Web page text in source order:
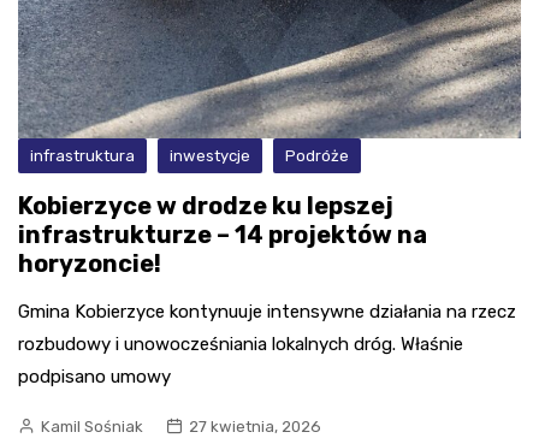
infrastruktura inwestycje Podróże
Kobierzyce w drodze ku lepszej
infrastrukturze – 14 projektów na
horyzoncie!
Gmina Kobierzyce kontynuuje intensywne działania na rzecz
rozbudowy i unowocześniania lokalnych dróg. Właśnie
podpisano umowy
Kamil Sośniak 27 kwietnia, 2026